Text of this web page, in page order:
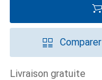
Comparer
livraison gratuite